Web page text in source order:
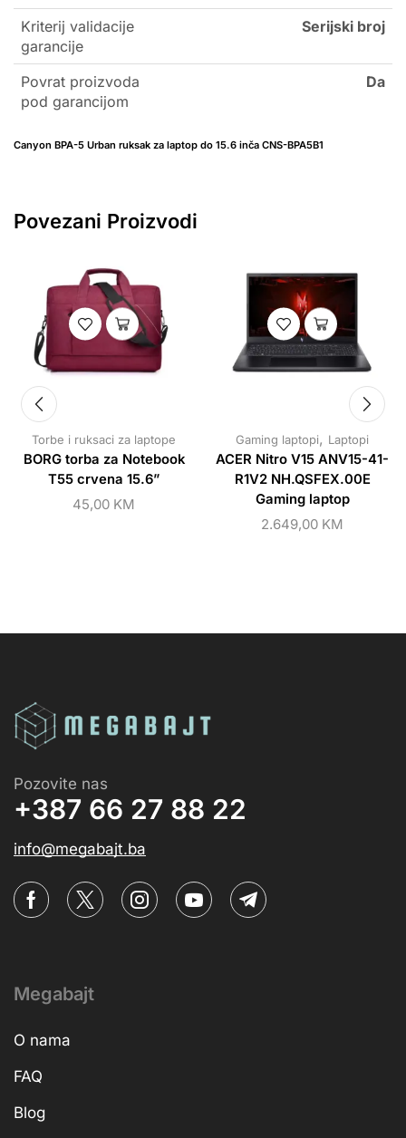
Kriterij validacije
garancije
Serijski broj
Povrat proizvoda
pod garancijom
Da
Canyon BPA-5 Urban ruksak za laptop do 15.6 inča CNS-BPA5B1
Povezani Proizvodi
Torbe i ruksaci za laptope
BORG torba za Notebook
T55 crvena 15.6”
45,00 KM
Gaming laptopi, Laptopi
ACER Nitro V15 ANV15-41-
R1V2 NH.QSFEX.00E
Gaming laptop
2.649,00 KM
Pozovite nas
+387 66 27 88 22
info@megabajt.ba
Megabajt
O nama
FAQ
Blog